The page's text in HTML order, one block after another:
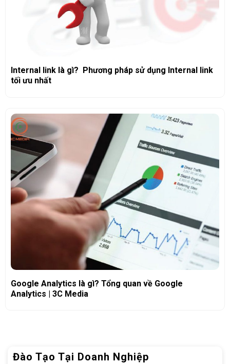
Đào Tạo Tại Doanh Nghiệp
Internal link là gì? Phương pháp sử dụng Internal link
tối ưu nhất
Google Analytics là gì? Tổng quan về Google
Analytics | 3C Media